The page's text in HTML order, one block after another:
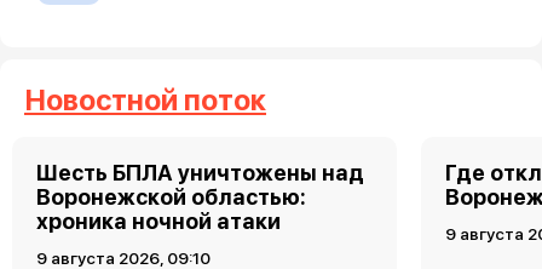
Новостной поток
Шесть БПЛА уничтожены над
Воронежской областью:
хроника ночной атаки
9 августа 2026, 09:10
Где
9 августа